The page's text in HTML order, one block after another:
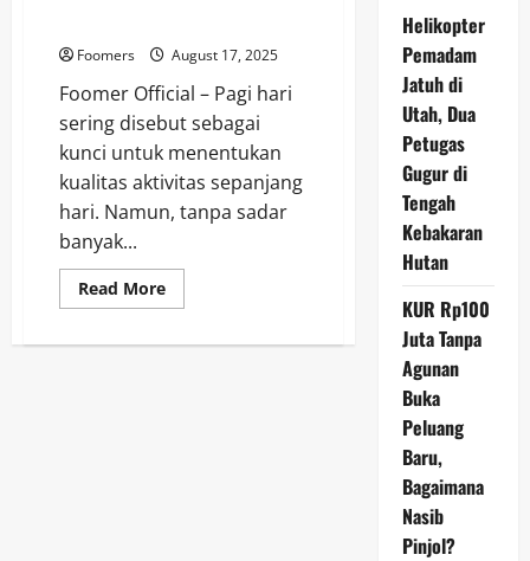
Foomers August 17, 2025
Foomer Official – Pagi hari
sering disebut sebagai
kunci untuk menentukan
kualitas aktivitas sepanjang
hari. Namun, tanpa sadar
banyak...
Read MoreRead
more
5
Helikopter
Pemadam
Jatuh di
Utah, Dua
Petugas
Gugur di
Tengah
Kebakaran
Hutan
KUR Rp100
Juta Tanpa
Agunan
Buka
Peluang
Baru,
Bagaimana
Nasib
Pinjol?